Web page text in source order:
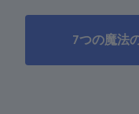
7つの魔法